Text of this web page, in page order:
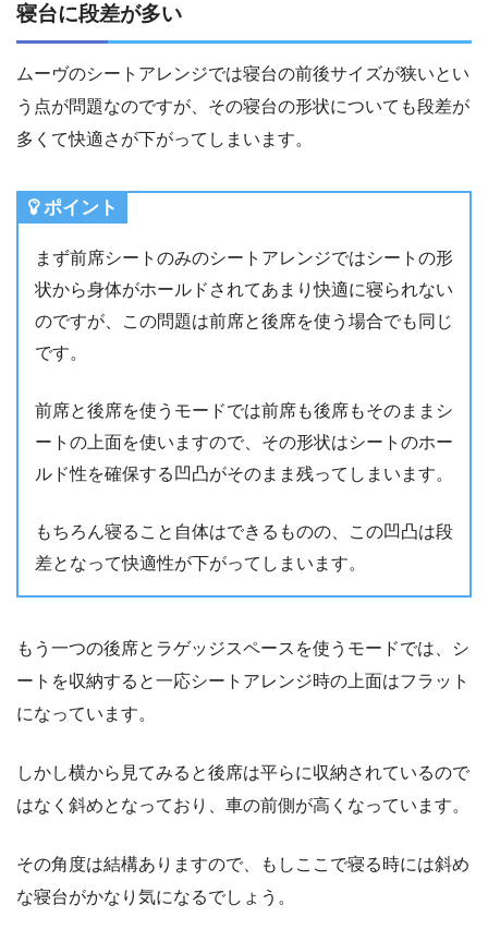
寝台に段差が多い
ムーヴのシートアレンジでは寝台の前後サイズが狭いとい
う点が問題なのですが、その寝台の形状についても段差が
多くて快適さが下がってしまいます。
ポイント
まず前席シートのみのシートアレンジではシートの形
状から身体がホールドされてあまり快適に寝られない
のですが、この問題は前席と後席を使う場合でも同じ
です。
前席と後席を使うモードでは前席も後席もそのままシ
ートの上面を使いますので、その形状はシートのホー
ルド性を確保する凹凸がそのまま残ってしまいます。
もちろん寝ること自体はできるものの、この凹凸は段
差となって快適性が下がってしまいます。
もう一つの後席とラゲッジスペースを使うモードでは、シ
ートを収納すると一応シートアレンジ時の上面はフラット
になっています。
しかし横から見てみると後席は平らに収納されているので
はなく斜めとなっており、車の前側が高くなっています。
その角度は結構ありますので、もしここで寝る時には斜め
な寝台がかなり気になるでしょう。